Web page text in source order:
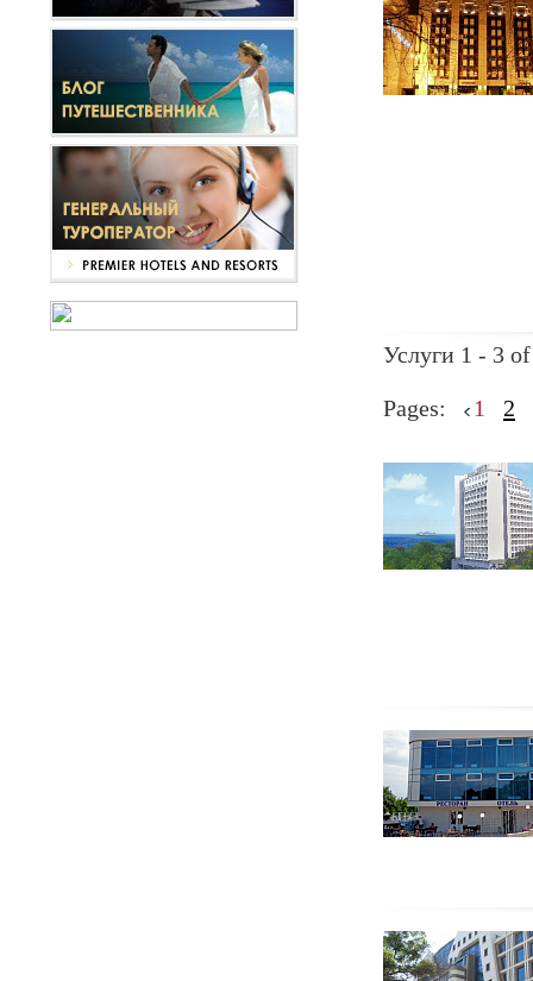
Услуги 1 - 3
Pages: 1 2